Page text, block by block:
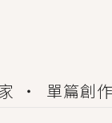
單篇創作